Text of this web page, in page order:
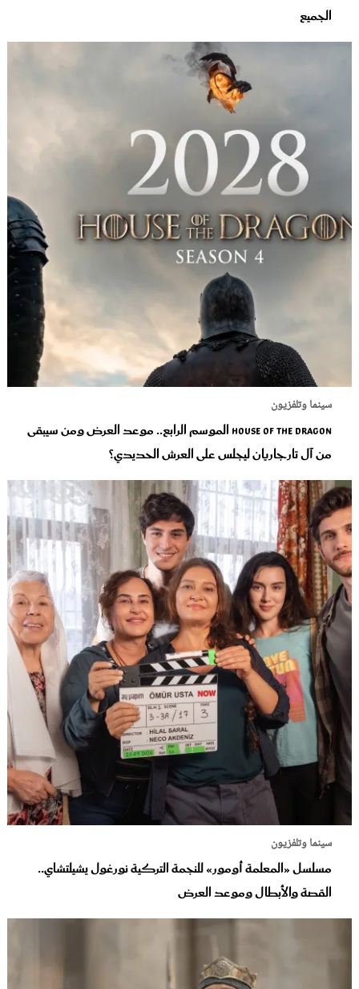
الجميع
سينما وتلفزيون
House of the Dragon الموسم الرابع.. موعد العرض ومن سيبقى
من آل تارجاريان ليجلس على العرش الحديدي؟
سينما وتلفزيون
مسلسل «المعلمة أومور» للنجمة التركية نورغول يشيلتشاي..
القصة والأبطال وموعد العرض